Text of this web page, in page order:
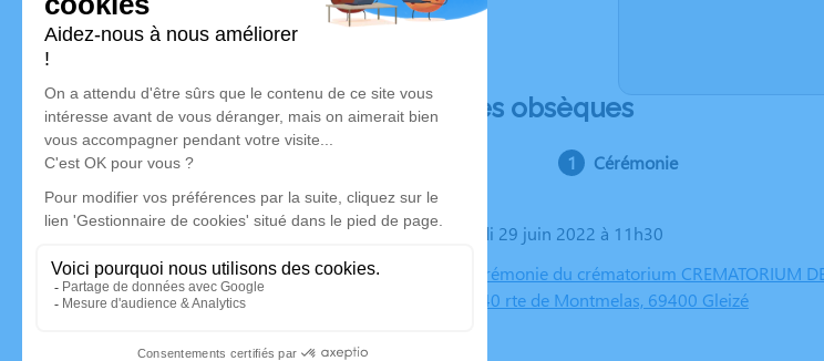
Déroulé des obsèques
Cérémonie
Le mercredi 29 juin 2022 à 11h30
Salle de cérémonie du crématorium CREMATORIUM
GLEIZE 2740 rte de Montmelas, 69400 Gleizé